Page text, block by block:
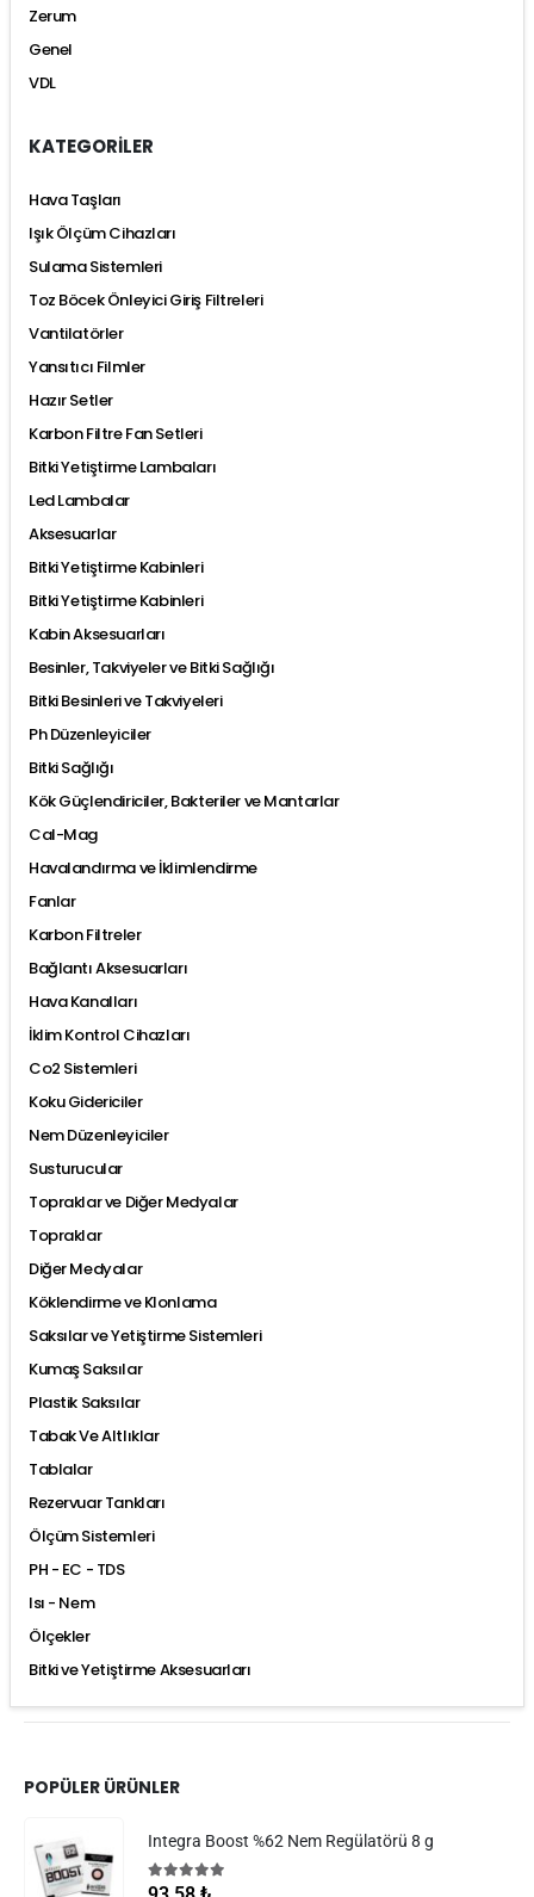
Zerum
Genel
VDL
KATEGORİLER
Hava Taşları
Işık Ölçüm Cihazları
Sulama Sistemleri
Toz Böcek Önleyici Giriş Filtreleri
Vantilatörler
Yansıtıcı Filmler
Hazır Setler
Karbon Filtre Fan Setleri
Bitki Yetiştirme Lambaları
Led Lambalar
Aksesuarlar
Bitki Yetiştirme Kabinleri
Bitki Yetiştirme Kabinleri
Kabin Aksesuarları
Besinler, Takviyeler ve Bitki Sağlığı
Bitki Besinleri ve Takviyeleri
Ph Düzenleyiciler
Bitki Sağlığı
Kök Güçlendiriciler, Bakteriler ve Mantarlar
Cal-Mag
Havalandırma ve İklimlendirme
Fanlar
Karbon Filtreler
Bağlantı Aksesuarları
Hava Kanalları
İklim Kontrol Cihazları
Co2 Sistemleri
Koku Gidericiler
Nem Düzenleyiciler
Susturucular
Topraklar ve Diğer Medyalar
Topraklar
Diğer Medyalar
Köklendirme ve Klonlama
Saksılar ve Yetiştirme Sistemleri
Kumaş Saksılar
Plastik Saksılar
Tabak Ve Altlıklar
Tablalar
Rezervuar Tankları
Ölçüm Sistemleri
PH - EC - TDS
Isı - Nem
Ölçekler
Bitki ve Yetiştirme Aksesuarları
POPÜLER ÜRÜNLER
Integra Boost %62 Nem Regülatörü 8 g
5.005 üzerinden